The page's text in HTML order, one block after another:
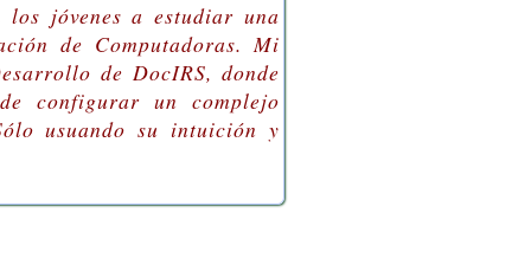
los jóvenes a estudiar una
de Computadoras. Mi
de DocIRS, donde
configurar un complejo
usuando su intuición y